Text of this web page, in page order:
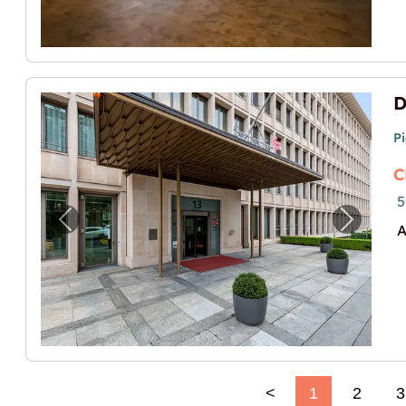
Image précédente pour "Dépôt de 50 m2
Image
< 1 2 3